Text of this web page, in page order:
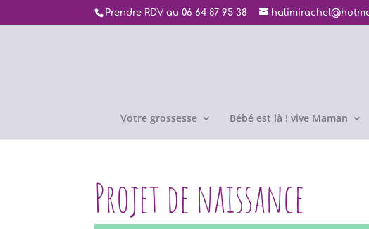
Prendre RDV au 06 64 87 95 38
Votre grossesse Bébé est là ! vive Maman
Projet de naissance